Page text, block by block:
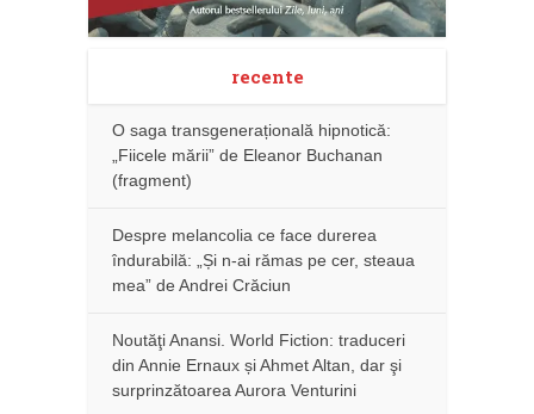
recente
O saga transgenerațională hipnotică:
„Fiicele mării” de Eleanor Buchanan
(fragment)
Despre melancolia ce face durerea
îndurabilă: „Și n-ai rămas pe cer, steaua
mea” de Andrei Crăciun
Noutăţi Anansi. World Fiction: traduceri
din Annie Ernaux și Ahmet Altan, dar şi
surprinzătoarea Aurora Venturini